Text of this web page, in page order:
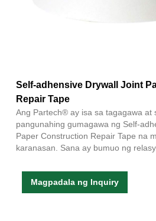
Self-adhensive Drywall Joint
Repair Tape
Ang Partech® ay isa sa tagagawa at
pangunahing gumagawa ng Self-
Paper Construction Repair Tape na
karanasan. Sana ay bumuo ng
Magpadala ng Inquiry